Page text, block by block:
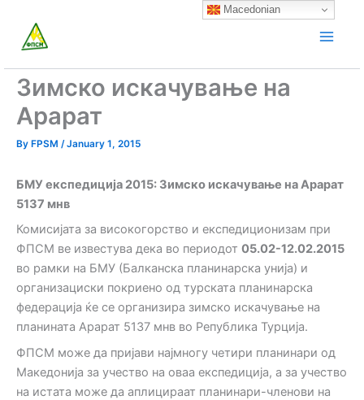
content
Зимско искачување на
Арарат
By FPSM /January 1, 2015
БМУ експедиција 2015: Зимско искачување на Арарат
5137 мнв
Комисијата за високогорство и експедиционизам при
ФПСМ ве известува дека во периодот 05.02-12.02.2015
во рамки на БМУ (Балканска планинарска унија) и
организациски покриено од турската планинарска
федерација ќе се организира зимско искачување на
планината Арарат 5137 мнв во Република Турција.
ФПСМ може да пријави најмногу четири планинари од
Македонија за учество на оваа експедиција, а за учество
на истата може да аплицираат планинари-членови на
Macedonian